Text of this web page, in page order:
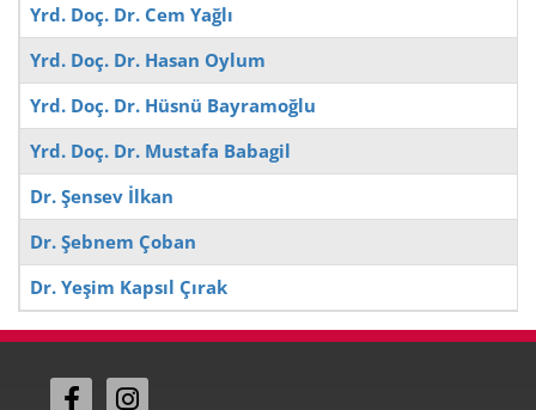
Yrd. Doç. Dr. Cem Yağlı
Yrd. Doç. Dr. Hasan Oylum
Yrd. Doç. Dr. Hüsnü Bayramoğlu
Yrd. Doç. Dr. Mustafa Babagil
Dr. Şensev İlkan
Dr. Şebnem Çoban
Dr. Yeşim Kapsıl Çırak